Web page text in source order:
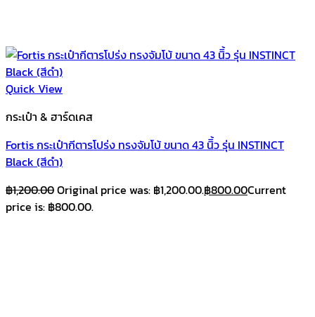
Quick View
กระเป๋า & ฮาร์ดเคส
Fortis กระเป๋ากีตารโปร่ง ทรงจัมโบ้ ขนาด 43 นิิ้ว รุ่น INSTINCT
Black (สีดำ)
฿1,200.00Original price was: ฿1,200.00.฿800.00Current
price is: ฿800.00.